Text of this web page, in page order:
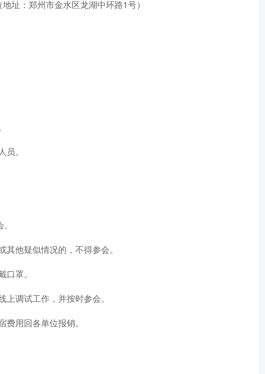
址：郑州市金水区龙湖中环路1号）
。
他疑似情况的，不得参会。
罩。
上调试工作，并按时参会。
费用回各单位报销。